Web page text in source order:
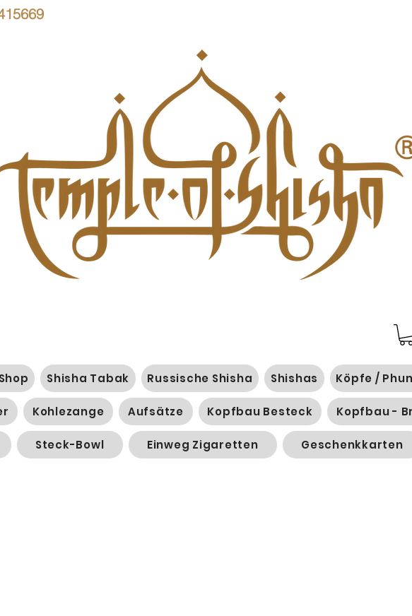
Shisha Tabak Russische Shisha Shishas Köpfe /
Kohlezange Aufsätze Kopfbau Besteck Kopfbau -
Steck-Bowl Einweg Zigaretten Geschenkkarten